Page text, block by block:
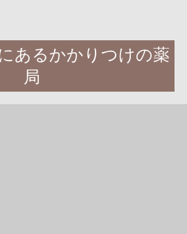
あるかかりつけの薬
局